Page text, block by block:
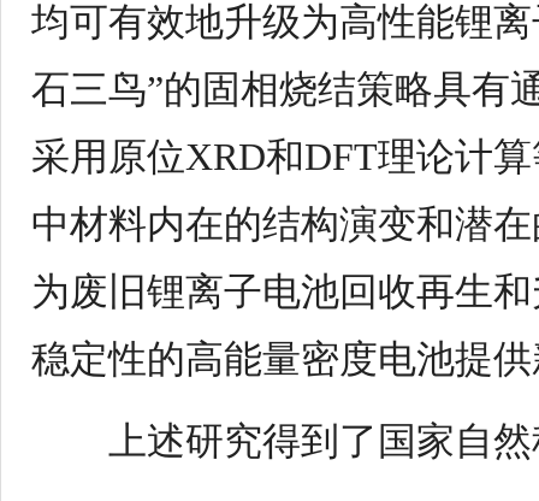
均可有效地升级为高性能锂
石三鸟”的固相烧结策略具有
采用原位XRD和DFT理论计
中材料内在的结构演变和潜
为废旧锂离子电池回收再生
稳定性的高能量密度电池提
上述研究得到了国家自